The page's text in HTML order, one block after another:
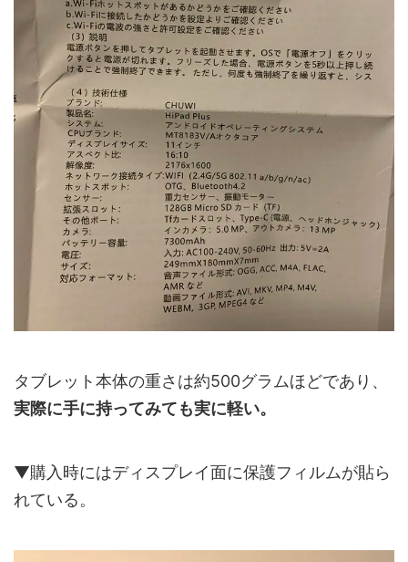
タブレット本体の重さは約500グラムほどであり、
実際に手に持ってみても実に軽い。
▼購入時にはディスプレイ面に保護フィルムが貼ら
れている。